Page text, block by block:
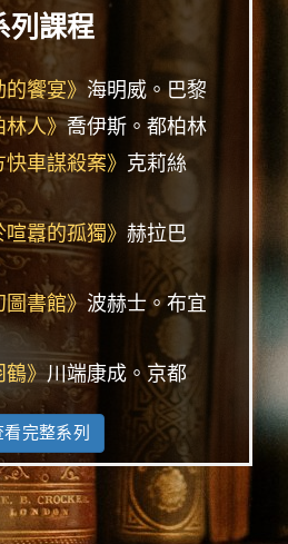
列課程
的饗宴》 海明威。巴黎
林人》喬伊斯。都柏林
快車謀殺案》 克莉絲
喧囂的孤獨》 赫拉巴
圖書館》 波赫士。布宜
鶴》川端康成。京都
看完整系列